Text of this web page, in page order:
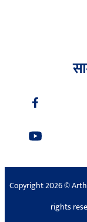
Copyright 2026 ©
rights